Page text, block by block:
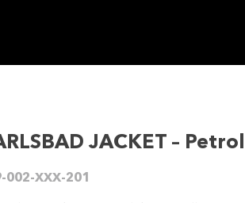
JACKET –
002-XXX-201